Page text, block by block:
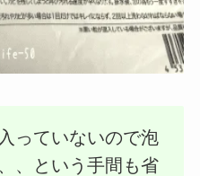
っていないので泡
、という手間も省